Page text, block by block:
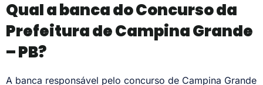
Qual a banca do Concurso da
Prefeitura de Campina Grande
– PB?
A banca responsável pelo concurso de Campina Grande